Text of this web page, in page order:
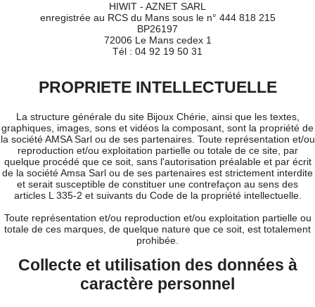
HIWIT - AZNET SARL
enregistrée au RCS du Mans sous le n° 444 818 215
BP26197
72006 Le Mans cedex 1
Tél : 04 92 19 50 31
PROPRIETE INTELLECTUELLE
La structure générale du site Bijoux Chérie, ainsi que les textes,
graphiques, images, sons et vidéos la composant, sont la propriété de
la société AMSA Sarl ou de ses partenaires. Toute représentation et/ou
reproduction et/ou exploitation partielle ou totale de ce site, par
quelque procédé que ce soit, sans l'autorisation préalable et par écrit
de la société Amsa Sarl ou de ses partenaires est strictement interdite
et serait susceptible de constituer une contrefaçon au sens des
articles L 335-2 et suivants du Code de la propriété intellectuelle.
Toute représentation et/ou reproduction et/ou exploitation partielle ou
totale de ces marques, de quelque nature que ce soit, est totalement
prohibée.
Collecte et utilisation des données à
caractère personnel